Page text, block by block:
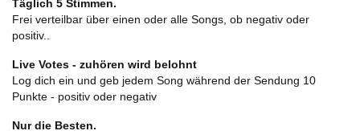
Täglich 5 Stimmen.
Frei verteilbar über einen oder alle Songs, ob negativ oder
positiv..
Live Votes - zuhören wird belohnt
Log dich ein und geb jedem Song während der Sendung 10
Punkte - positiv oder negativ
Nur die Besten.